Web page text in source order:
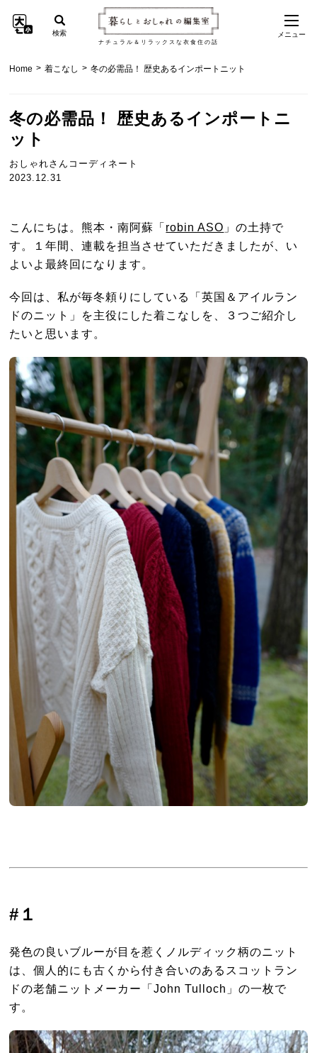
ナチュラル＆リラックスな衣食住の話
検索 メニュー
Home > 着こなし > 冬の必需品！ 歴史あるインポートニット
冬の必需品！ 歴史あるインポートニ
ット
おしゃれさんコーディネート
2023.12.31
こんにちは。熊本・南阿蘇「 robin ASO 」の土持で
す。１年間、連載を担当させていただきましたが、い
よいよ最終回になります。
今回は、私が毎冬頼りにしている「英国＆アイルラン
ドのニット」を主役にした着こなしを、３つご紹介し
たいと思います。
#１
発色の良いブルーが目を惹くノルディック柄のニット
は、個人的にも古くから付き合いのあるスコットラン
ドの老舗ニットメーカー「John Tulloch」の一枚で
す。